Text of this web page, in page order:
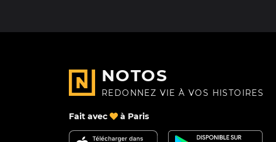
NOTOS
REDONNEZ VIE À VOS HISTOIRES
Fait avec à Paris